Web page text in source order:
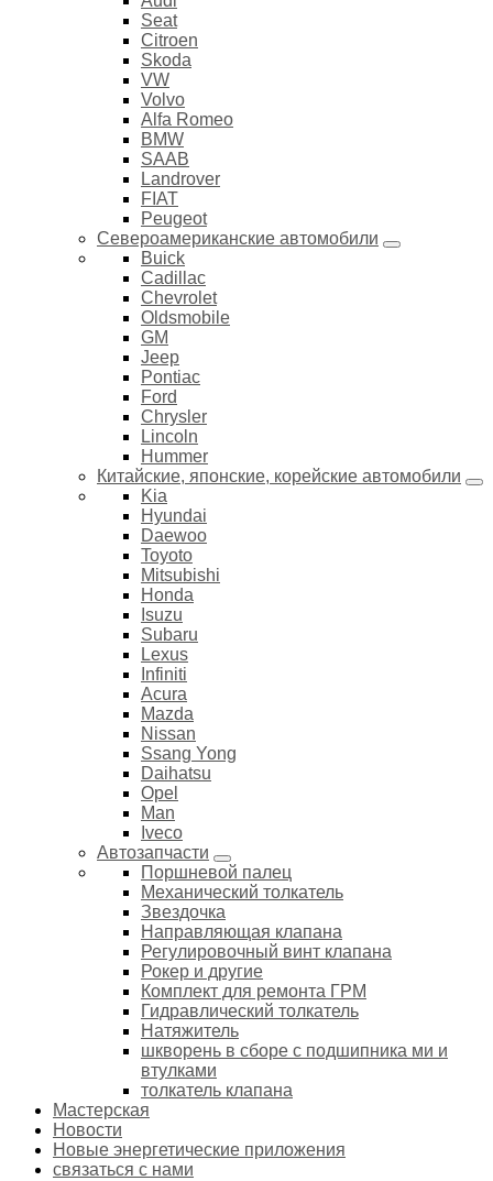
Seat
Citroen
Skoda
VW
Volvo
Alfa Romeo
BMW
SAAB
Landrover
FIAT
Peugeot
Североамериканские автомобили
Buick
Cadillac
Chevrolet
Oldsmobile
GM
Jeep
Pontiac
Ford
Chrysler
Lincoln
Hummer
Китайские, японские, корейские автомобили
Kia
Hyundai
Daewoo
Toyoto
Mitsubishi
Honda
Isuzu
Subaru
Lexus
Infiniti
Acura
Mazda
Nissan
Ssang Yong
Daihatsu
Opel
Man
Iveco
Автозапчасти
Поршневой палец
Механический толкатель
Звездочка
Направляющая клапана
Регулировочный винт клапана
Рокер и другие
Комплект для ремонта ГРМ
Гидравлический толкатель
Натяжитель
шкворень в сборе с подшипника ми и
втулками
толкатель клапана
Мастерская
Новости
Новые энергетические приложения
связаться с нами